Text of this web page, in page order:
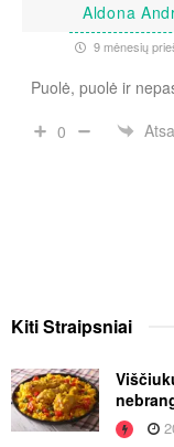
Aldona
9 mėnesių
Puolė, puolė ir
0
KitiStraipsniai